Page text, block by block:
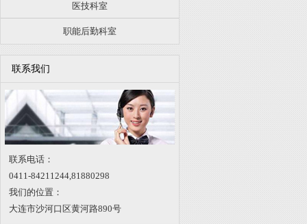
医技科室
职能后勤科室
联系我们
联系电话：
0411-84211244,81880298
我们的位置：
大连市沙河口区黄河路890号